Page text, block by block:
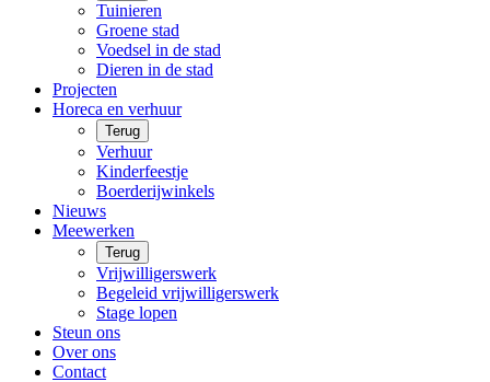
Tuinieren
Groene stad
Voedsel in de stad
Dieren in de stad
Projecten
Horeca en verhuur
Terug
Verhuur
Kinderfeestje
Boerderijwinkels
Nieuws
Meewerken
Terug
Vrijwilligerswerk
Begeleid vrijwilligerswerk
Stage lopen
Steun ons
Over ons
Contact